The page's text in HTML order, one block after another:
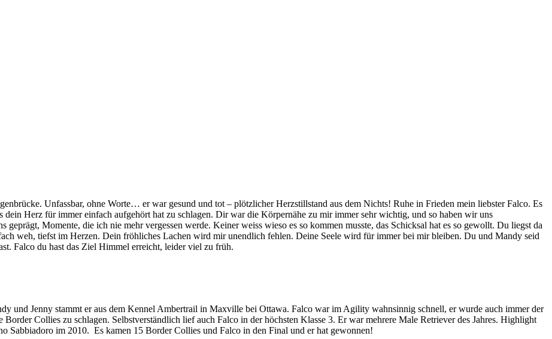
Unfassbar, ohne Worte… er war gesund und tot – plötzlicher Herzstillstand aus dem Nichts! Ruhe in Frieden mein liebster Falco. Es
dein Herz für immer einfach aufgehört hat zu schlagen. Dir war die Körpernähe zu mir immer sehr wichtig, und so haben wir uns
geprägt, Momente, die ich nie mehr vergessen werde. Keiner weiss wieso es so kommen musste, das Schicksal hat es so gewollt. Du liegst da
weh, tiefst im Herzen. Dein fröhliches Lachen wird mir unendlich fehlen. Deine Seele wird für immer bei mir bleiben. Du und Mandy seid
Falco du hast das Ziel Himmel erreicht, leider viel zu früh.
und Jenny stammt er aus dem Kennel Ambertrail in Maxville bei Ottawa. Falco war im Agility wahnsinnig schnell, er wurde auch immer der
Collies zu schlagen. Selbstverständlich lief auch Falco in der höchsten Klasse 3. Er war mehrere Male Retriever des Jahres. Highlight
Sabbiadoro im 2010. Es kamen 15 Border Collies und Falco in den Final und er hat gewonnen!